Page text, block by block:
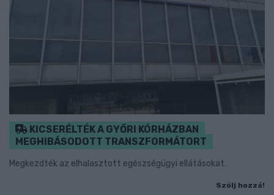
KICSERÉLTÉK A GYŐRI KÓRHÁZBAN
MEGHIBÁSODOTT TRANSZFORMÁTORT
Megkezdték az elhalasztott egészségügyi ellátásokat.
Szólj hozzá!